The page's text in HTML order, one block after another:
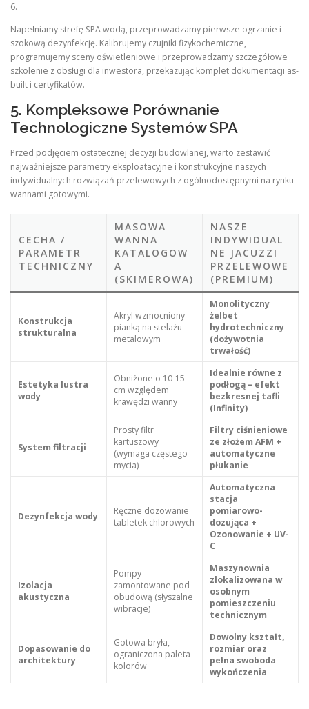
6.
Napełniamy strefę SPA wodą, przeprowadzamy pierwsze ogrzanie i
szokową dezynfekcję. Kalibrujemy czujniki fizykochemiczne,
programujemy sceny oświetleniowe i przeprowadzamy szczegółowe
szkolenie z obsługi dla inwestora, przekazując komplet dokumentacji as-
built i certyfikatów.
5. Kompleksowe Porównanie
Technologiczne Systemów SPA
Przed podjęciem ostatecznej decyzji budowlanej, warto zestawić
najważniejsze parametry eksploatacyjne i konstrukcyjne naszych
indywidualnych rozwiązań przelewowych z ogólnodostępnymi na rynku
wannami gotowymi.
CECHA /
PARAMETR
TECHNICZNY
MASOWA
WANNA
KATALOGOW
A
(SKIMEROWA)
NASZE
INDYWIDUAL
NE JACUZZI
PRZELEWOWE
(PREMIUM)
Konstrukcja
strukturalna
Akryl wzmocniony
pianką na stelażu
metalowym
Monolityczny
żelbet
hydrotechniczny
(dożywotnia
trwałość)
Estetyka lustra
wody
Obniżone o 10-15
cm względem
krawędzi wanny
Idealnie równe z
podłogą – efekt
bezkresnej tafli
(Infinity)
System filtracji
Prosty filtr
kartuszowy
(wymaga częstego
mycia)
Filtry ciśnieniowe
ze złożem AFM +
automatyczne
płukanie
Dezynfekcja wody
Ręczne dozowanie
tabletek chlorowych
Automatyczna
stacja
pomiarowo-
dozująca +
Ozonowanie + UV-
C
Izolacja
akustyczna
Pompy
zamontowane pod
obudową (słyszalne
wibracje)
Maszynownia
zlokalizowana w
osobnym
pomieszczeniu
technicznym
Dopasowanie do
architektury
Gotowa bryła,
ograniczona paleta
kolorów
Dowolny kształt,
rozmiar oraz
pełna swoboda
wykończenia